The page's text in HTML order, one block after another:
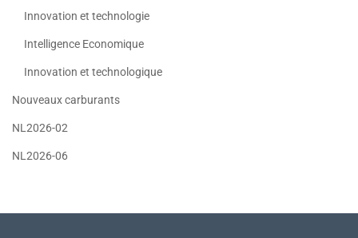
Innovation et technologie
Intelligence Economique
Innovation et technologique
Nouveaux carburants
NL2026-02
NL2026-06